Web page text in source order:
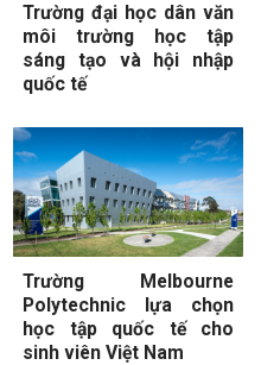
Trường đại học dân văn
môi trường học tập
sáng tạo và hội nhập
quốc tế
Trường Melbourne
Polytechnic lựa chọn
học tập quốc tế cho
sinh viên Việt Nam